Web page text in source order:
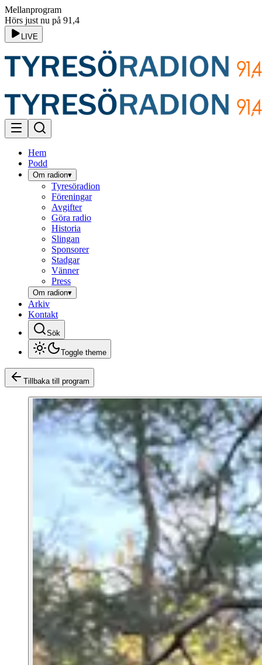
Mellanprogram
Hörs just nu på 91,4
LIVE
Hem
Podd
Om radion▾
Tyresöradion
Föreningar
Avgifter
Göra radio
Historia
Slingan
Sponsorer
Stadgar
Vänner
Press
Om radion▾
Arkiv
Kontakt
Sök
Toggle theme
Tillbaka till program